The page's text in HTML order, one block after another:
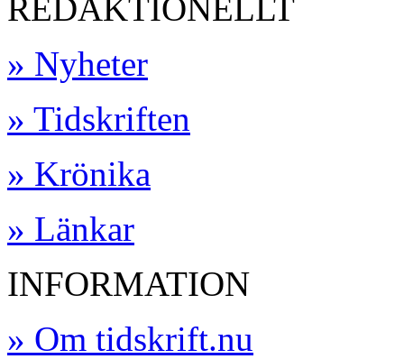
REDAKTIONELLT
» Nyheter
» Tidskriften
» Krönika
» Länkar
INFORMATION
» Om tidskrift.nu